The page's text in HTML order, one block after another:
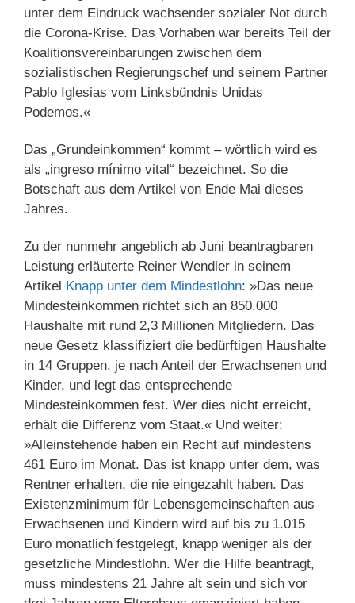
unter dem Eindruck wachsender sozialer Not durch
die Corona-Krise. Das Vorhaben war bereits Teil der
Koalitionsvereinbarungen zwischen dem
sozialistischen Regierungschef und seinem Partner
Pablo Iglesias vom Linksbündnis Unidas
Podemos.«
Das „Grundeinkommen“ kommt – wörtlich wird es
als „ingreso mínimo vital“ bezeichnet. So die
Botschaft aus dem Artikel von Ende Mai dieses
Jahres.
Zu der nunmehr angeblich ab Juni beantragbaren
Leistung erläuterte Reiner Wendler in seinem
Artikel Knapp unter dem Mindestlohn: »Das neue
Mindesteinkommen richtet sich an 850.000
Haushalte mit rund 2,3 Millionen Mitgliedern. Das
neue Gesetz klassifiziert die bedürftigen Haushalte
in 14 Gruppen, je nach Anteil der Erwachsenen und
Kinder, und legt das entsprechende
Mindesteinkommen fest. Wer dies nicht erreicht,
erhält die Differenz vom Staat.« Und weiter:
»Alleinstehende haben ein Recht auf mindestens
461 Euro im Monat. Das ist knapp unter dem, was
Rentner erhalten, die nie eingezahlt haben. Das
Existenzminimum für Lebensgemeinschaften aus
Erwachsenen und Kindern wird auf bis zu 1.015
Euro monatlich festgelegt, knapp weniger als der
gesetzliche Mindestlohn. Wer die Hilfe beantragt,
muss mindestens 21 Jahre alt sein und sich vor